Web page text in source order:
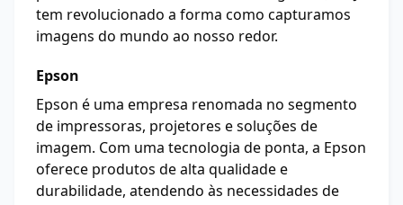
tem revolucionado a forma como capturamos
imagens do mundo ao nosso redor.
Epson
Epson é uma empresa renomada no segmento
de impressoras, projetores e soluções de
imagem. Com uma tecnologia de ponta, a Epson
oferece produtos de alta qualidade e
durabilidade, atendendo às necessidades de